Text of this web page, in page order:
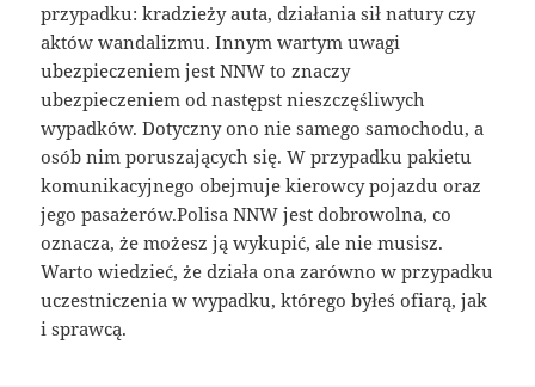
przypadku: kradzieży auta, działania sił natury czy
aktów wandalizmu. Innym wartym uwagi
ubezpieczeniem jest NNW to znaczy
ubezpieczeniem od następst nieszczęśliwych
wypadków. Dotyczny ono nie samego samochodu, a
osób nim poruszających się. W przypadku pakietu
komunikacyjnego obejmuje kierowcy pojazdu oraz
jego pasażerów.Polisa NNW jest dobrowolna, co
oznacza, że możesz ją wykupić, ale nie musisz.
Warto wiedzieć, że działa ona zarówno w przypadku
uczestniczenia w wypadku, którego byłeś ofiarą, jak
i sprawcą.